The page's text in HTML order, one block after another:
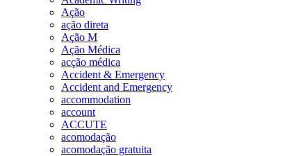
Ação
ação direta
Ação M
Ação Médica
acção médica
Accident & Emergency
Accident and Emergency
accommodation
account
ACCUTE
acomodação
acomodação gratuita